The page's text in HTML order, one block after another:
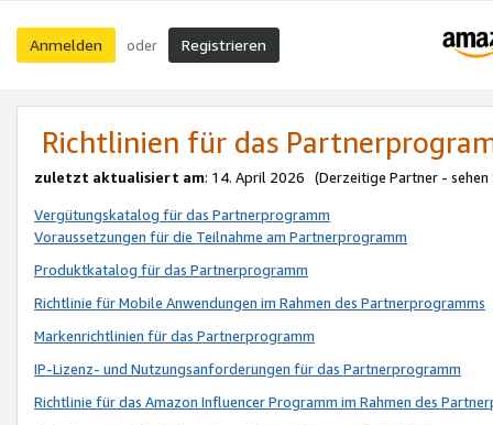
Anmelden oder Registrieren
Richtlinien für das
zuletzt aktualisiert am: 14. April 2026 (Derzeitige Partner - sehen
Vergütungskatalog für das Partnerprogramm
Voraussetzungen für die Teilnahme am Partnerprogramm
Produktkatalog für das Partnerprogramm
Richtlinie für Mobile Anwendungen im Rahmen des Partnerprogramms
Markenrichtlinien für das Partnerprogramm
IP-Lizenz- und Nutzungsanforderungen für das Partnerprogramm
Richtlinie für das Amazon Influencer Programm im Rahmen des